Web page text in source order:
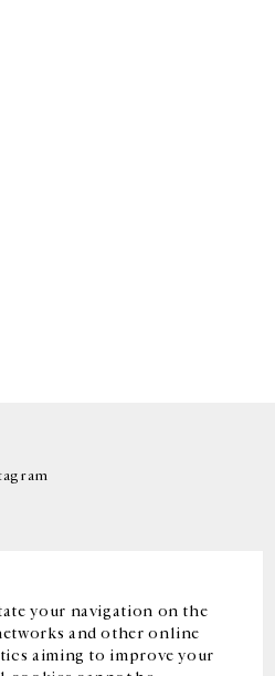
your navigation on the
and other online
aiming to improve your